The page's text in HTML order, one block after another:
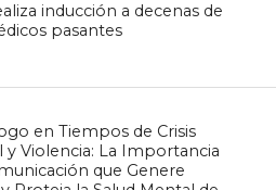
inducción a decenas de
pasantes
en Tiempos de Crisis
y Violencia: La Importancia
que Genere